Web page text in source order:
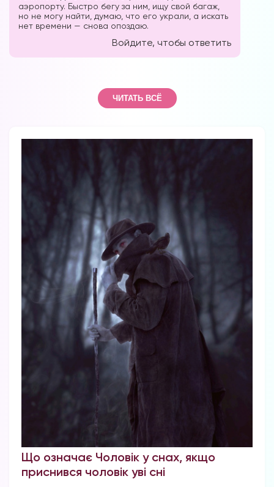
аэропорту. Быстро бегу за ним, ищу свой багаж,
но не могу найти, думаю, что его украли, а искать
нет времени — снова опоздаю.
Войдите, чтобы ответить
ЧИТАТЬ ВСЁ
Що означає Чоловік у снах, якщо
приснився чоловік уві сні